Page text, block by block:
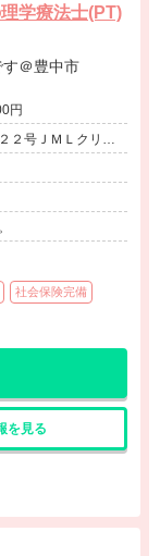
学療法士(PT)
事です＠豊中市
円
２号ＪＭＬクリニ
社会保険完備
を見る